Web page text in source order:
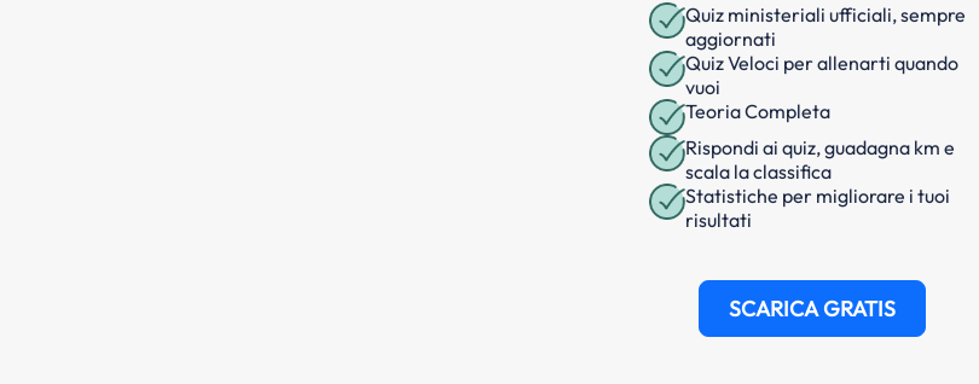
Quiz ministeriali ufficiali, sempre
aggiornati
Quiz Veloci per allenarti quando
vuoi
Teoria Completa
Rispondi ai quiz, guadagna km e
scala la classifica
Statistiche per migliorare i tuoi
risultati
SCARICA GRATIS